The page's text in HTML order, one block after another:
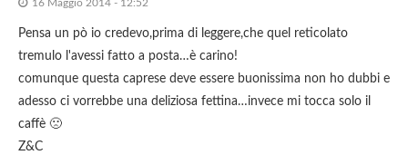
16 Maggio 2014 - 12:52
Pensa un pò io credevo,prima di leggere,che quel reticolato
tremulo l'avessi fatto a posta…è carino!
comunque questa caprese deve essere buonissima non ho dubbi e
adesso ci vorrebbe una deliziosa fettina…invece mi tocca solo il
caffè 🙁
Z&C